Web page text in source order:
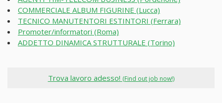
COMMERCIALE ALBUM FIGURINE (Lucca)
TECNICO MANUTENTORI ESTINTORI (Ferrara)
Promoter/informatori (Roma)
ADDETTO DINAMICA STRUTTURALE (Torino)
Trova lavoro adesso! (Find out job now!)